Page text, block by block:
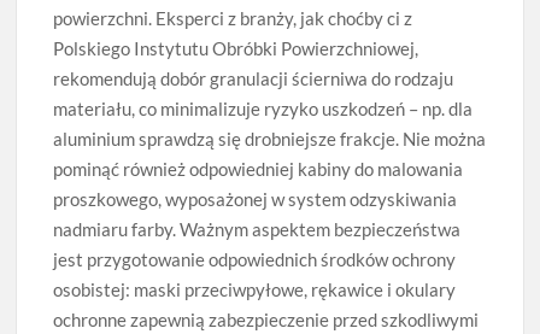
powierzchni. Eksperci z branży, jak choćby ci z
Polskiego Instytutu Obróbki Powierzchniowej,
rekomendują dobór granulacji ścierniwa do rodzaju
materiału, co minimalizuje ryzyko uszkodzeń – np. dla
aluminium sprawdzą się drobniejsze frakcje. Nie można
pominąć również odpowiedniej kabiny do malowania
proszkowego, wyposażonej w system odzyskiwania
nadmiaru farby. Ważnym aspektem bezpieczeństwa
jest przygotowanie odpowiednich środków ochrony
osobistej: maski przeciwpyłowe, rękawice i okulary
ochronne zapewnią zabezpieczenie przed szkodliwymi